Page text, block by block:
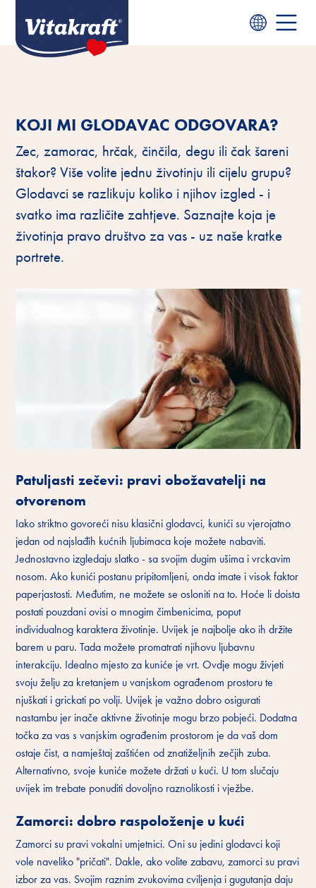
KOJI MI GLODAVAC ODGOVARA?
Zec, zamorac, hrčak, činčila, degu ili čak šareni
štakor? Više volite jednu životinju ili cijelu grupu?
Glodavci se razlikuju koliko i njihov izgled - i
svatko ima različite zahtjeve. Saznajte koja je
životinja pravo društvo za vas - uz naše kratke
portrete.
Patuljasti zečevi: pravi obožavatelji na
otvorenom
Iako striktno govoreći nisu klasični glodavci, kunići su vjerojatno
jedan od najslađih kućnih ljubimaca koje možete nabaviti.
Jednostavno izgledaju slatko - sa svojim dugim ušima i vrckavim
nosom. Ako kunići postanu pripitomljeni, onda imate i visok faktor
paperjastosti. Međutim, ne možete se osloniti na to. Hoće li doista
postati pouzdani ovisi o mnogim čimbenicima, poput
individualnog karaktera životinje. Uvijek je najbolje ako ih držite
barem u paru. Tada možete promatrati njihovu ljubavnu
interakciju. Idealno mjesto za kuniće je vrt. Ovdje mogu živjeti
svoju želju za kretanjem u vanjskom ograđenom prostoru te
njuškati i grickati po volji. Uvijek je važno dobro osigurati
nastambu jer inače aktivne životinje mogu brzo pobjeći. Dodatna
točka za vas s vanjskim ograđenim prostorom je da vaš dom
ostaje čist, a namještaj zaštićen od znatiželjnih zečjih zuba.
Alternativno, svoje kuniće možete držati u kući. U tom slučaju
uvijek im trebate ponuditi dovoljno raznolikosti i vježbe.
Zamorci: dobro raspoloženje u kući
Zamorci su pravi vokalni umjetnici. Oni su jedini glodavci koji
vole naveliko "pričati". Dakle, ako volite zabavu, zamorci su pravi
izbor za vas. Svojim raznim zvukovima cviljenja i gugutanja daju